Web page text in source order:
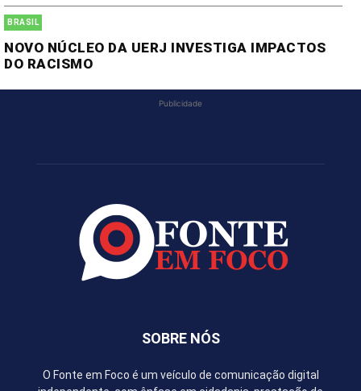
BRASIL
NOVO NÚCLEO DA UERJ INVESTIGA IMPACTOS
DO RACISMO
Publicidade
SOBRE NÓS
O Fonte em Foco é um veículo de comunicação digital